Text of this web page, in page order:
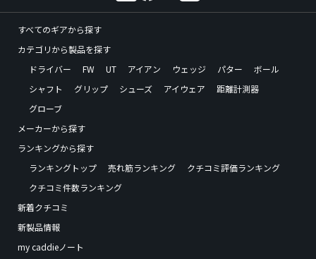
すべてのギアから探す
カテゴリから製品を探す
ドライバー
FW UT アイアン ウェッジ パター
ボール
シャフト
グリップ シューズ アイウェア
距離計測器
グローブ
メーカーから探す
ランキングから探す
ランキングトップ
売れ筋ランキング
クチコミ評価ランキング
クチコミ件数ランキング
新着クチコミ
新製品情報
my caddieノート